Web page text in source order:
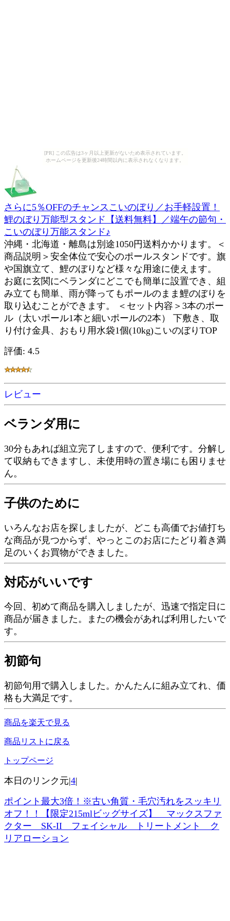
[PR] この広告は3ヶ月以上更新がないため表示されています。
ホームページを更新後24時間以内に表示されなくなります。
さらに5％OFFのチャンスこいのぼり／お手軽設置！
鯉のぼり万能型スタンド【送料無料】／端午の節句・
こいのぼり万能スタンド♪
沖縄・北海道・離島は別途1050円送料かかります。＜
商品説明＞安全体位で安心のポールスタンドです。旗
や国旗立て、鯉のぼりなど様々な用途に使えます。
お庭に玄関にベランダにどこでも簡単に設置でき、組
み立ても簡単、雨が降ってもポールのまま鯉のぼりを
取り込むことができます。 ＜セット内容＞3本のポー
ル（太いポール1本と細いポールの2本） 下敷き、取
り付け金具、おもり用水袋1個(10kg)こいのぼりTOP
評価: 4.5
レビュー
ベランダ用に
30分もあれば組立完了しますので、便利です。分解し
て収納もできますし、未使用時の置き場にも困りませ
ん。
子供のために
いろんなお店を探しましたが、どこも高価でお値打ち
な商品が見つからず、やっとこのお店にたどり着き満
足のいくお買物ができました。
対応がいいです
今回、初めて商品を購入しましたが、迅速で指定日に
商品が届きました。またの機会があれば利用したいで
す。
初節句
初節句用で購入しました。かんたんに組み立てれ、価
格も大満足です。
商品を楽天で見る
商品リストに戻る
トップページ
本日のリンク元|4|
ポイント最大3倍！※古い角質・毛穴汚れをスッキリ
オフ！！【限定215mlビッグサイズ】 マックスファ
クター SK-II フェイシャル トリートメント ク
リアローション